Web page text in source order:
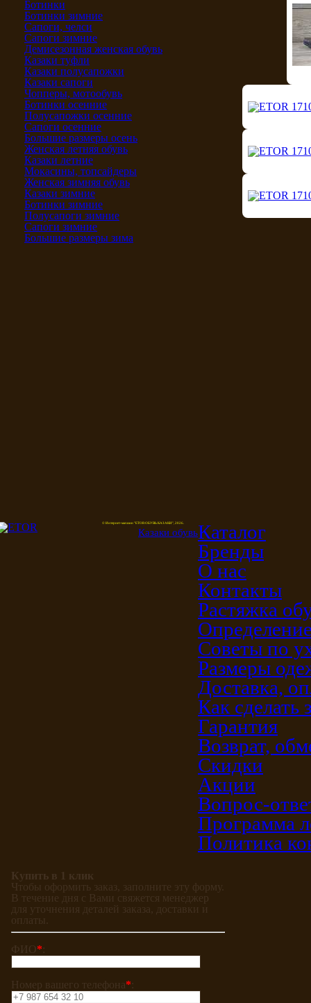
Ботинки
Ботинки зимние
Сапоги, челси
Сапоги зимние
Демисезонная женская обувь
Казаки туфли
Казаки полусапожки
Казаки сапоги
Чопперы, мотообувь
Ботинки осенние
Полусапожки осенние
Сапоги осенние
Большие размеры осень
Женская летняя обувь
Казаки летние
Мокасины, топсайдеры
Женская зимняя обувь
Казаки зимние
Ботинки зимние
Полусапоги зимние
Сапоги зимние
Большие размеры зима
© Интернет-магазин "ETOR ОБУВЬ КАЗАКИ", 2026.
Казаки обувьКаталог
Бренды
О нас
Контакты
Растяжка
Советы по
Размеры
Доставка,
Как сделать
Гарантия
Возврат,
Скидки
Акции
Вопрос-
Программа
Политика
Купить в 1 клик
Чтобы оформить заказ, заполните эту форму.
В течение дня с Вами свяжется менеджер
для уточнения деталей заказа, доставки и
оплаты.
ФИО*
Номер вашего телефона*